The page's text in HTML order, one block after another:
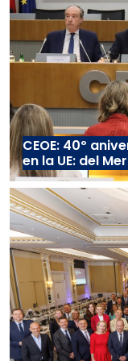
CEOE: 40º
en la UE: del